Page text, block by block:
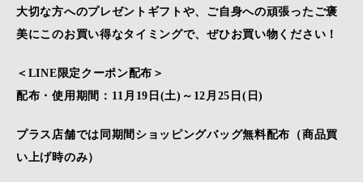
大切な方へのプレゼントギフトや、ご自身への頑張ったご褒
美にこのお買い得なタイミングで、ぜひお買い物ください！
＜LINE限定クーポン配布＞
配布・使用期間：11月19日(土)～12月25日(日)
プラス店舗では同期間ショッピングバッグ無料配布（商品買
い上げ時のみ）